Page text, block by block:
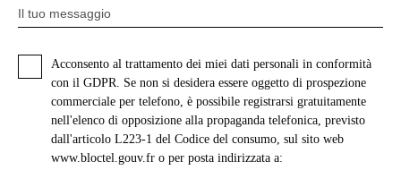
Il tuo messaggio
Acconsento al trattamento dei miei dati personali in conformità
con il GDPR. Se non si desidera essere oggetto di prospezione
commerciale per telefono, è possibile registrarsi gratuitamente
nell'elenco di opposizione alla propaganda telefonica, previsto
dall'articolo L223-1 del Codice del consumo, sul sito web
www.bloctel.gouv.fr o per posta indirizzata a: